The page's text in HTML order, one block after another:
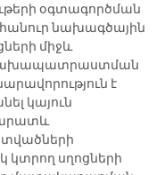
օգտագործման
նախագծային
միջև
նախապատրաստման
է
կայուն
կտրող սղոցների